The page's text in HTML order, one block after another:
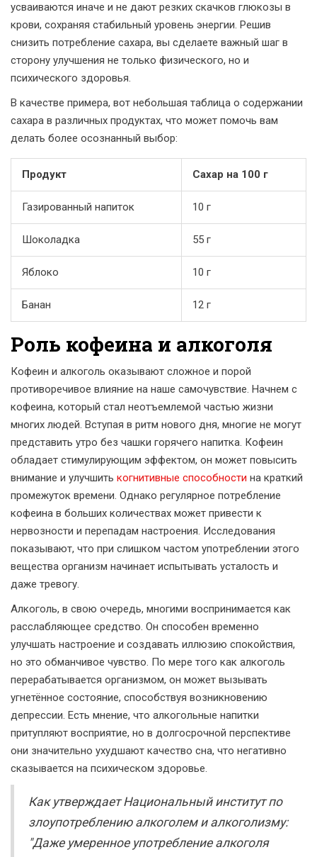
усваиваются иначе и не дают резких скачков глюкозы в
крови, сохраняя стабильный уровень энергии. Решив
снизить потребление сахара, вы сделаете важный шаг в
сторону улучшения не только физического, но и
психического здоровья.
В качестве примера, вот небольшая таблица о содержании
сахара в различных продуктах, что может помочь вам
делать более осознанный выбор:
Продукт Сахар на 100 г
Газированный напиток 10 г
Шоколадка 55 г
Яблоко 10 г
Банан 12 г
Роль кофеина и алкоголя
Кофеин и алкоголь оказывают сложное и порой
противоречивое влияние на наше самочувствие. Начнем с
кофеина, который стал неотъемлемой частью жизни
многих людей. Вступая в ритм нового дня, многие не могут
представить утро без чашки горячего напитка. Кофеин
обладает стимулирующим эффектом, он может повысить
внимание и улучшить когнитивные способности на краткий
промежуток времени. Однако регулярное потребление
кофеина в больших количествах может привести к
нервозности и перепадам настроения. Исследования
показывают, что при слишком частом употреблении этого
вещества организм начинает испытывать усталость и
даже тревогу.
Алкоголь, в свою очередь, многими воспринимается как
расслабляющее средство. Он способен временно
улучшать настроение и создавать иллюзию спокойствия,
но это обманчивое чувство. По мере того как алкоголь
перерабатывается организмом, он может вызывать
угнетённое состояние, способствуя возникновению
депрессии. Есть мнение, что алкогольные напитки
притупляют восприятие, но в долгосрочной перспективе
они значительно ухудшают качество сна, что негативно
сказывается на психическом здоровье.
Как утверждает Национальный институт по
злоупотреблению алкоголем и алкоголизму:
"Даже умеренное употребление алкоголя